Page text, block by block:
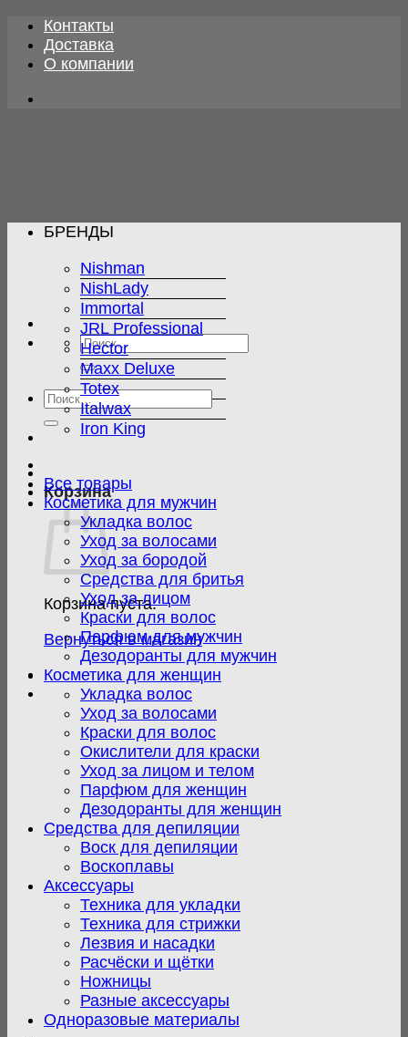
Skip
content
Контакты
Доставка
О компании
Искать:
Искать:
Корзина
Корзина пуста.
Вернуться в магазин
БРЕНДЫ
Nishman
NishLady
Immortal
JRL Professional
Hector
Maxx Deluxe
Totex
Italwax
Iron King
Все товары
Косметика для мужчин
Укладка волос
Уход за волосами
Уход за бородой
Средства для бритья
Уход за лицом
Краски для волос
Парфюм для мужчин
Дезодоранты для мужчин
Косметика для женщин
Укладка волос
Уход за волосами
Краски для волос
Окислители для краски
Уход за лицом и телом
Парфюм для женщин
Дезодоранты для женщин
Средства для депиляции
Воск для депиляции
Воскоплавы
Аксессуары
Техника для укладки
Техника для стрижки
Лезвия и насадки
Расчёски и щётки
Ножницы
Разные аксессуары
Одноразовые материалы